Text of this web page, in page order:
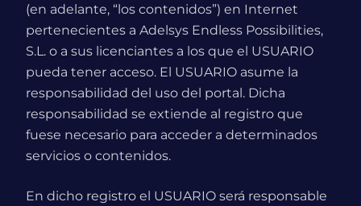
(en adelante, “los contenidos”) en Internet
pertenecientes a Adelsys Endless Possibilities,
S.L. o a sus licenciantes a los que el USUARIO
pueda tener acceso. El USUARIO asume la
responsabilidad del uso del portal. Dicha
responsabilidad se extiende al registro que
fuese necesario para acceder a determinados
servicios o contenidos.
En dicho registro el USUARIO será responsable